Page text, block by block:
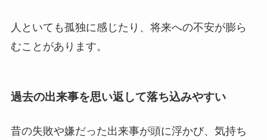
人といても孤独に感じたり、将来への不安が膨ら
むことがあります。
過去の出来事を思い返して落ち込みやすい
昔の失敗や嫌だった出来事が頭に浮かび、気持ち